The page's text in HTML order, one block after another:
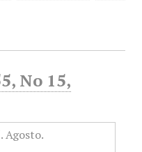
No 15,